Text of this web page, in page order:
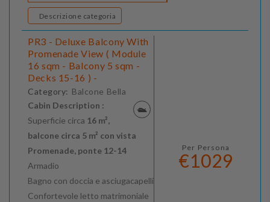
Descrizione categoria
PR3 - Deluxe Balcony With
Promenade View ( Module
16 sqm - Balcony 5 sqm -
Decks 15-16 ) -
Category: Balcone Bella
Cabin Description :
Superficie circa 16 m²,
balcone circa 5 m² con vista
Promenade, ponte 12-14
Armadio
Bagno con doccia e asciugacapelli
Confortevole letto matrimoniale
Per Persona
€1029